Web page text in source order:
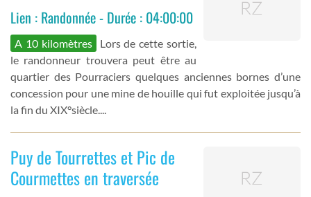
Lien : Randonnée - Durée : 04:00:00
A 10 kilomètres
Lors de cette sortie,
le randonneur trouvera peut être au
quartier des Pourraciers quelques anciennes bornes d’une
concession pour une mine de houille qui fut exploitée jusqu’à
la fin du XIX°siècle....
Puy de Tourrettes et Pic de
Courmettes en traversée